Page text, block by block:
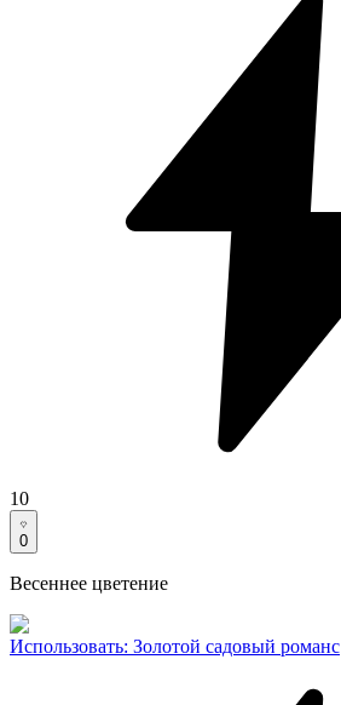
10
0
Весеннее цветение
Использовать: Золотой садовый романс